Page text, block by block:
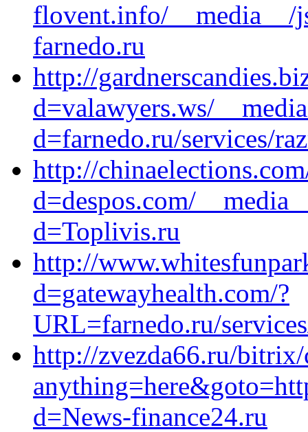
flovent.info/__media__/
farnedo.ru
http://
d=valawyers.ws/
d=farnedo.ru/services/
http://
d=despos.com/
d=Toplivis.ru
http://
d=gatewayhealth.com/?
URL=farnedo.ru/
http://zvezda66.ru/
d=News-finance24.ru